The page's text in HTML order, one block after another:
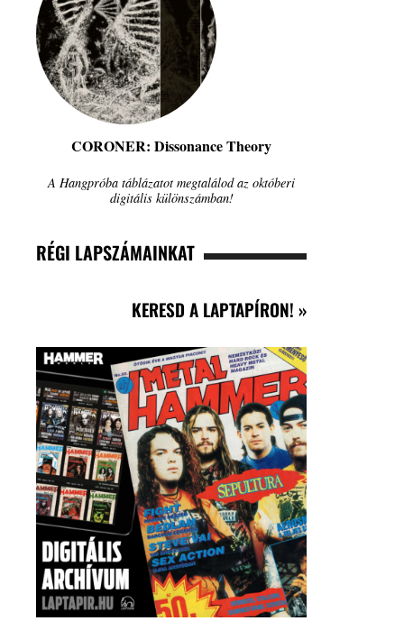
CORONER: Dissonance Theory
A Hangpróba táblázatot megtalálod az októberi
digitális különszámban!
RÉGI LAPSZÁMAINKAT
KERESD A LAPTAPÍRON! »